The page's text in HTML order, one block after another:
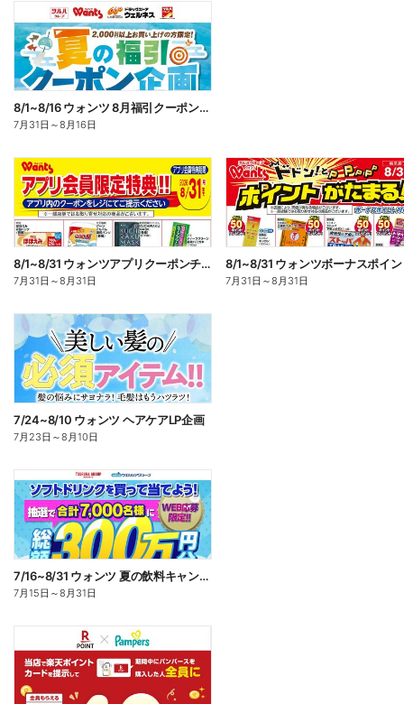
8/1~8/16 ウォンツ 8月福引クーポン企画
7月31日 ～8月16日
8/1~8/31 ウォンツアプリクーポンチラシ
7月31日 ～8月31日 7月31日 ～8月31日
7/24~8/10 ウォンツ ヘアケアLP企画
7月23日 ～8月10日
7/16~8/31 ウォンツ 夏の飲料キャンペーン
7月15日 ～8月31日